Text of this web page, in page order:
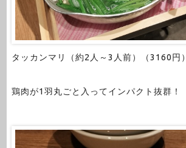
タッカンマリ（約2人～3人前）（3160円）
鶏肉が1羽丸ごと入ってインパクト抜群！